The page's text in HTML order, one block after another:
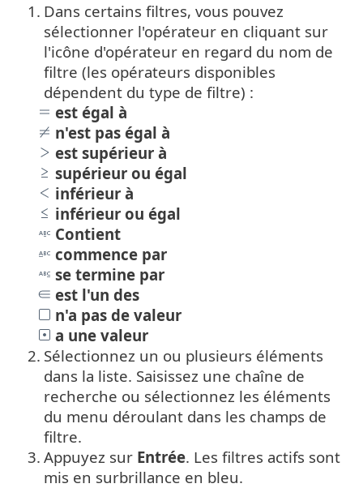
1. Dans certains filtres, vous pouvez
sélectionner l'opérateur en cliquant sur
l'icône d'opérateur en regard du nom de
filtre (les opérateurs disponibles
dépendent du type de filtre) :
est égal à
n'est pas égal à
est supérieur à
supérieur ou égal
inférieur à
inférieur ou égal
Contient
commence par
se termine par
est l'un des
n'a pas de valeur
a une valeur
2. Sélectionnez un ou plusieurs éléments
dans la liste. Saisissez une chaîne de
recherche ou sélectionnez les éléments
du menu déroulant dans les champs de
filtre.
3. Appuyez sur Entrée. Les filtres actifs sont
mis en surbrillance en bleu.